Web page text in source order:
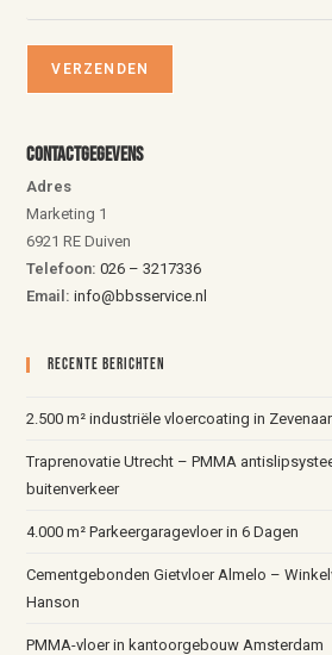
Contactgegevens
Adres
Marketing 1
6921 RE Duiven
Telefoon:026 – 3217336
Email: info@bbsservice.nl
Recente Berichten
2.500 m² industriële vloercoating in Zevenaar
Traprenovatie Utrecht – PMMA
buitenverkeer
4.000 m² Parkeergaragevloer in 6 Dagen
Cementgebonden Gietvloer Almelo –
Hanson
PMMA-vloer in kantoorgebouw Amsterdam